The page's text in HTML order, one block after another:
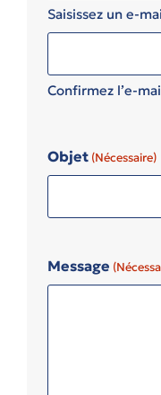
Saisissez un e-
Confirmez l’e-
Objet (Nécessaire)
Message